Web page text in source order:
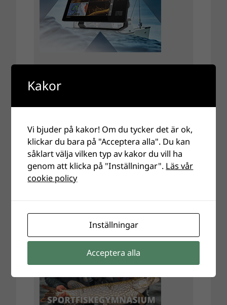
Kakor
Vi bjuder på kakor! Om du tycker det är ok,
klickar du bara på "Acceptera alla". Du kan
såklart välja vilken typ av kakor du vill ha
genom att klicka på "Inställningar". Läs vår
cookie policy
Inställningar
Acceptera alla